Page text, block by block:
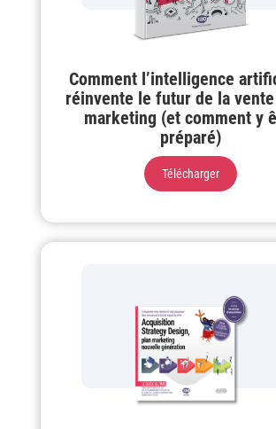
Comment l’intelligence
réinvente le futur de la
marketing (et comment y
préparé)
Télécharger